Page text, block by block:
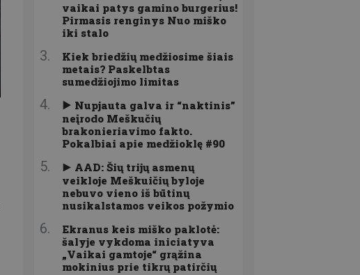
vaikai patys gamino burgerius!
Pirmasis renginys Nuo miško
iki stalo
Kiek briedžių medžiosime šiais
metais? Paskelbtas
sumedžiojimo limitas
Nupjauta galva ir “naktinis”
neįrodo Meškučių
brakonieriavimo fakto.
Pokalbiai apie medžioklę #90
AAD: Šių trijų asmenų
veikloje Meškuičių byloje
nebuvo vieno iš būtinų
nusikalstamos veikos požymio
Ekranus keis miško paklotė:
šalyje vykdoma iniciatyva
„Vaikai gamtoje“ grąžina
mokinius prie tikrų patirčių